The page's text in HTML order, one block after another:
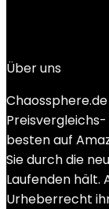
Über uns
besten auf
Sie durch die
Laufenden hält.
Urheberrecht